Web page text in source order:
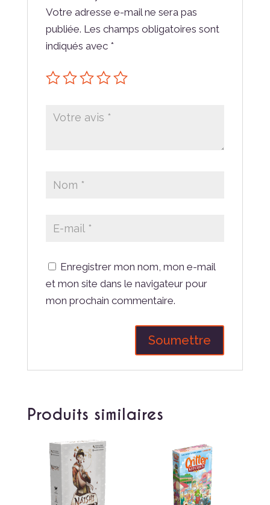
Votre adresse e-mail ne sera pas
publiée. Les champs obligatoires sont
indiqués avec *
Enregistrer mon nom, mon e-mail
et mon site dans le navigateur pour
mon prochain commentaire.
Produits similaires